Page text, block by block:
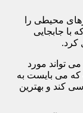
محیطی را
با جابجایی
کرد.
تواند مورد
که می بایست به
کند و بهترین